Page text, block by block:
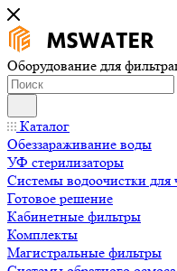
Оборудование для
Каталог
Обеззараживание воды
УФ стерилизаторы
Системы водоочистки для
Готовое решение
Кабинетные фильтры
Комплекты
Магистральные фильтры